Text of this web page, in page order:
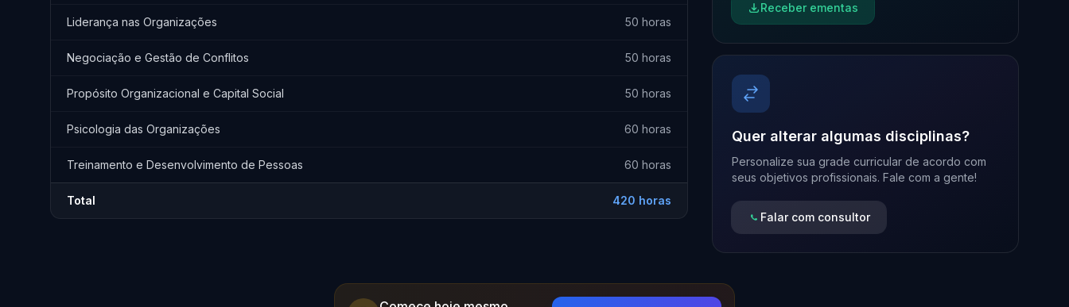
Liderança nas Organizações 50 horas
Negociação e Gestão de Conflitos 50 horas
Propósito Organizacional e Capital Social 50 horas
Psicologia das Organizações 60 horas
Treinamento e Desenvolvimento de Pessoas 60 horas
Total 420 horas
Receber ementas
Quer alterar algumas disciplinas?
Personalize sua grade curricular de acordo com
seus objetivos profissionais. Fale com a gente!
Falar com consultor